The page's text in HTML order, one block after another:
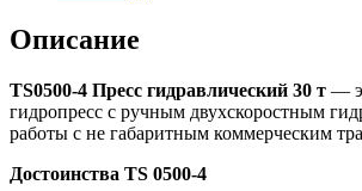
Описание
TS0500-4 Пресс гидравлический 30 т —
гидропресс с ручным двухскоростным
работы с не габаритным коммерческим
Достоинства TS 0500-4